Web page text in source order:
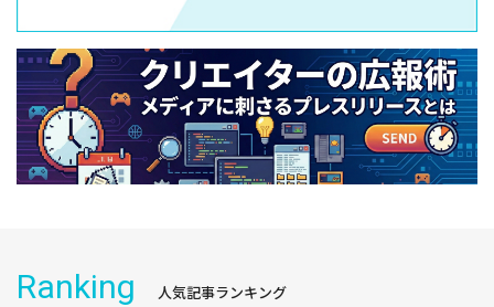
Ranking 人気記事ランキング